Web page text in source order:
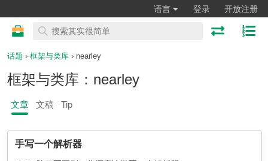
语言 登录 开放注册
话题 › 框架与类库 › nearley
框架与类库：nearley
文章 文稿 Tip
手写一个解析器